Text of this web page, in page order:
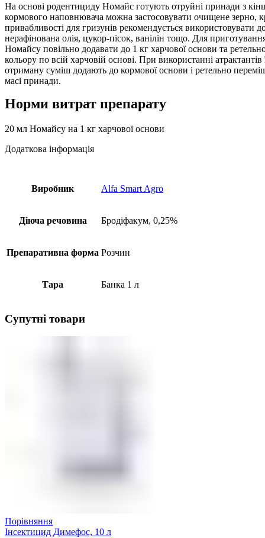
На основі родентициду Номайс готують отруйні принади з
кормового наповнювача можна застосовувати очищене зерно,
привабливості для гризунів рекомендується використовувати
нерафінована олія, цукор-пісок, ванілін тощо. Для
Номайсу повільно додавати до 1 кг харчової основи та
кольору по всій харчовій основі. При використанні
отриману суміш додають до кормової основи і ретельно
масі принади.
Норми витрат препарату
20 мл Номайсу на 1 кг харчової основи
Додаткова інформація
Виробник Alfa Smart Agro
Діюча речовина Бродіфакум, 0,25%
Препаративна форма Розчин
Тара Банка 1 л
Супутні товари
Порівняння
Інсектицид Димефос, 10 л